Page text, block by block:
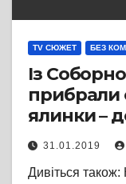
TV СЮЖЕТ БЕЗ
Із
прибрали
ялинки –
31.01.2019
Дивіться